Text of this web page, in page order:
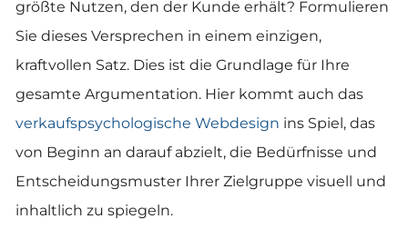
größte Nutzen, den der Kunde erhält? Formulieren
Sie dieses Versprechen in einem einzigen,
kraftvollen Satz. Dies ist die Grundlage für Ihre
gesamte Argumentation. Hier kommt auch das
verkaufspsychologische Webdesign ins Spiel, das
von Beginn an darauf abzielt, die Bedürfnisse und
Entscheidungsmuster Ihrer Zielgruppe visuell und
inhaltlich zu spiegeln.